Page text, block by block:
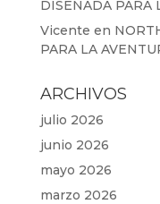
DISEÑADA PARA
Vicente en
PARA LA
ARCHIVOS
julio 2026
junio 2026
mayo 2026
marzo 2026